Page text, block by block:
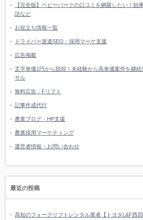
【完全版】ベビーパークの口コミを網羅したい！効
語など
お役立ち情報一覧
ドライバー派遣SEO・採用マーケ支援
広告掲載
文字単価1円から脱却！未経験から高単価案件を継
サル
無料広告：Fリフト
記事作成代行
農業ブログ・HP支援
農業採用マーケティング
運営者情報・お問い合わせ
最近の投稿
高知のフォークリフトレンタル業者【トヨタL&F西